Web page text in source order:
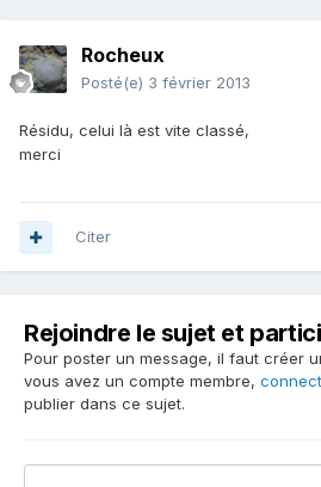
Rocheux
Posté(e) 3 février 2013
Résidu, celui là est vite classé,
merci
Citer
Rejoindre le sujet et
Pour poster un message, il faut créer
vous avez un compte membre,
publier dans ce sujet.